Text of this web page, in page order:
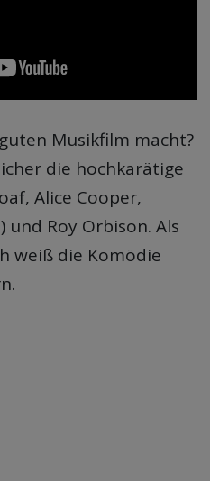
Musikfilm macht?
die hochkarätige
Alice Cooper,
und Roy Orbison. Als
weiß die Komödie